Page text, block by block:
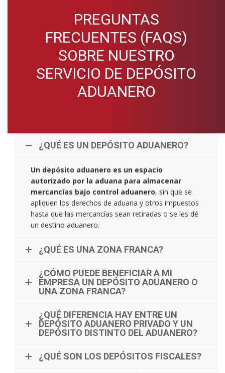
PREGUNTAS
FRECUENTES (FAQS)
SOBRE NUESTRO
SERVICIO DE DEPÓSITO
ADUANERO
¿QUÉ ES UN DEPÓSITO ADUANERO?
Un depósito aduanero es un espacio
autorizado por la aduana para almacenar
mercancías bajo control aduanero, sin que se
apliquen los derechos de aduana y otros impuestos
hasta que las mercancías sean retiradas o se les dé
un destino aduanero.
¿QUÉ ES UNA ZONA FRANCA?
¿CÓMO PUEDE BENEFICIAR A MI
EMPRESA UN DEPÓSITO ADUANERO O
UNA ZONA FRANCA?
¿QUÉ DIFERENCIA HAY ENTRE UN
DEPÓSITO ADUANERO PRIVADO Y UN
DEPÓSITO DISTINTO DEL ADUANERO?
¿QUÉ SON LOS DEPÓSITOS FISCALES?